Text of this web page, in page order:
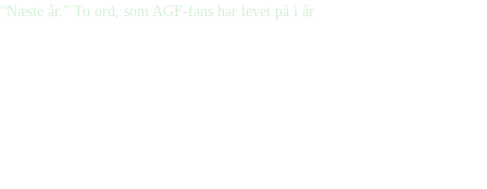
“Næste år.” To ord, som AGF-fans har levet på i år